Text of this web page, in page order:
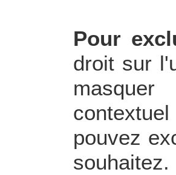
Pour
droit sur
pouvez
souhaitez.